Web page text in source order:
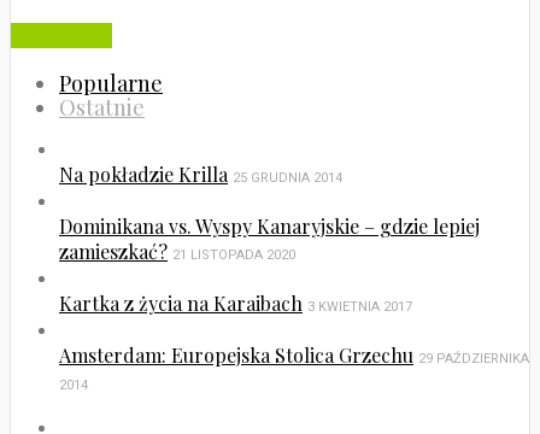
Popularne
Ostatnie
Na pokładzie Krilla 25 GRUDNIA 2014
Dominikana vs. Wyspy Kanaryjskie – gdzie lepiej
zamieszkać? 21 LISTOPADA 2020
Kartka z życia na Karaibach 3 KWIETNIA 2017
Amsterdam: Europejska Stolica Grzechu 29 PAŹDZIERNIKA
2014